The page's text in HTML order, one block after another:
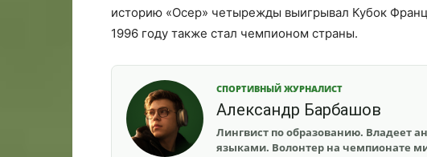
историю «Осер» четырежды выигрывал Кубок
1996 году также стал чемпионом страны.
СПОРТИВНЫЙ ЖУРНАЛИСТ
Александр Барбашов
Лингвист по образованию. Владеет
языками. Волонтер на чемпионате